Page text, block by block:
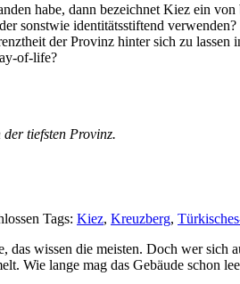
habe, dann bezeichnet Kiez ein
sonstwie identitätsstiftend
der Provinz hinter sich zu
of-life?
tiefsten Provinz.
Tags: Kiez, Kreuzberg,
wissen die meisten. Doch wer sich
Wie lange mag das Gebäude schon